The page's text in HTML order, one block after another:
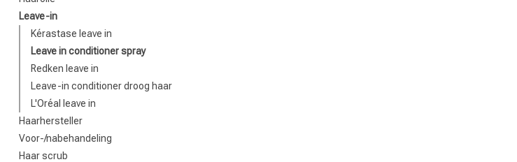
Leave-in
Kérastase leave in
Leave in conditioner spray
Redken leave in
Leave-in conditioner droog haar
L'Oréal leave in
Haarhersteller
Voor-/nabehandeling
Haar scrub